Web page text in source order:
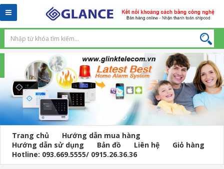
Toggle
navigation
Trang chủ
Hướng dẫn mua hàng
Hướng dẫn sử dụng
Bản đồ Liên hệ
Giỏ hàng
Hotline: 093.669.5555/ 0915.26.36.36